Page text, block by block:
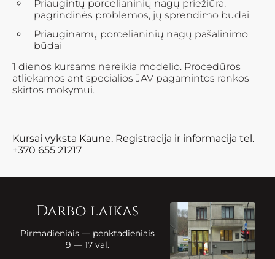
Priaugintų porcelianinių nagų priežiūra,
pagrindinės problemos, jų sprendimo būdai
Priauginamų porcelianinių nagų pašalinimo
būdai
1 dienos kursams nereikia modelio. Procedūros
atliekamos ant specialios JAV pagamintos rankos
skirtos mokymui.
Kursai vyksta Kaune. Registracija ir informacija tel.
+370 655 21217
Darbo laikas
Pirmadieniais — penktadieniais
9 — 17 val.